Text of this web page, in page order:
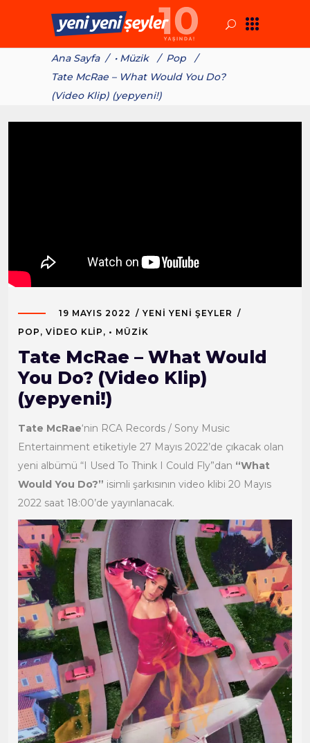
Ana Sayfa/ • Müzik / Pop
/
Tate McRae – What Would You Do?
(Video Klip) (yepyeni!)
19 MAYIS 2022
YENI YENI ŞEYLER
POP , VIDEO KLIP , • MÜZIK
Tate McRae – What Would
You Do? (Video Klip)
(yepyeni!)
Tate McRae‘nin RCA Records / Sony Music
Entertainment etiketiyle 27 Mayıs 2022’de çıkacak olan
yeni albümü “I Used To Think I Could Fly”dan “What
Would You Do?” isimli şarkısının video klibi 20 Mayıs
2022 saat 18:00’de yayınlanacak.